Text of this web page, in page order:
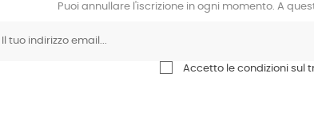
Puoi annullare l'iscrizione in ogni momento. A
Accetto le condizioni sul